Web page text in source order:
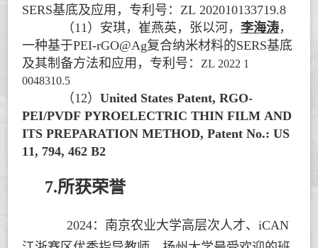
SERS基底及应用，专利号：ZL 202010133719.8
（11 ） 安琪，崔燕英，张以河，李海涛，
一种基于PEI-rGO@Ag复合纳米材料的SERS基底
及其制备方法和应用，专利号：
ZL 2022 1
0048310.5
（12）United States Patent, RGO-
PEI/PVDF PYROELECTRIC THIN FILM AND
ITS PREPARATION METHOD, Patent No.: US
11, 794, 462 B2
7.所获荣誉
2024： 南京农业大学高层次人才、iCAN